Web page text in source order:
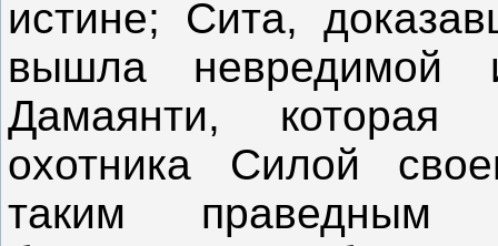
истине; Сита,
вышла невредимой
Дамаянти, которая
охотника Силой
таким